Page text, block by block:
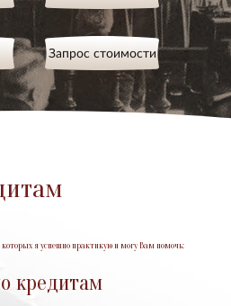
Запрос стоимости
я успешно практикую и могу Вам помочь:
кредитам